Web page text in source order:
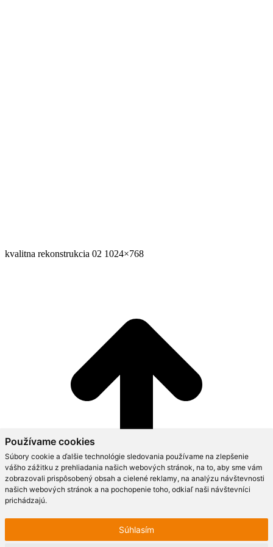
Používame cookies
Súbory cookie a ďalšie technológie sledovania používame na zlepšenie
vášho zážitku z prehliadania našich webových stránok, na to, aby sme vám
zobrazovali prispôsobený obsah a cielené reklamy, na analýzu návštevnosti
našich webových stránok a na pochopenie toho, odkiaľ naši návštevníci
prichádzajú.
Súhlasím
kvalitna rekonstrukcia 02 1024×768
Go to Top